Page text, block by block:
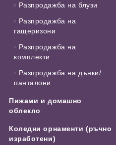
Разпродажба на блузи
Разпродажба на
гащеризони
Разпродажба на
комплекти
Разпродажба на дънки/
панталони
Пижами и домашно
облекло
Коледни орнаменти (ръчно
изработени)